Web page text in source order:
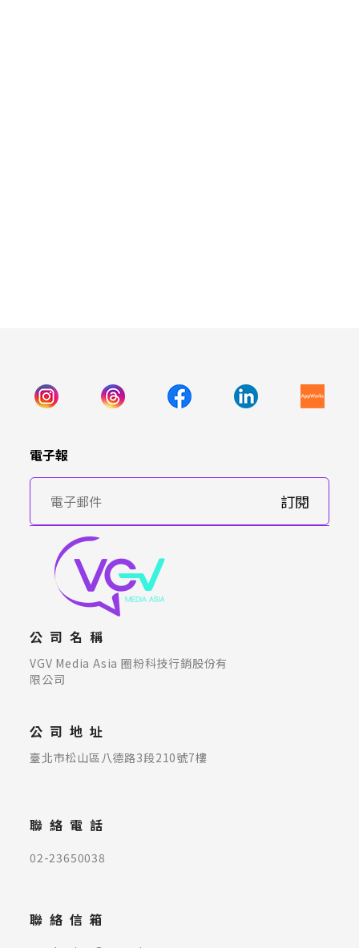
電子報
訂閱
公司名稱
VGV Media Asia 圈粉科技行銷股份有
限公司
公司地址
臺北市松山區八德路3段210號7樓
聯絡電話
02-23650038
聯絡信箱